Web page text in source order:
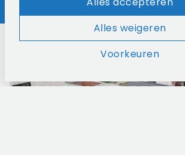
Onze recente
Alles weigeren
Voorkeuren